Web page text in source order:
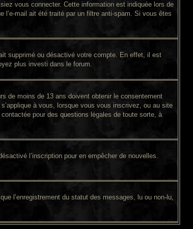
vous connecter. Cette information est indiquée lors de
l’e-mail ait été traité par un filtre anti-spam. Si vous êtes
supprimé ou désactivé votre compte. En effet, il est
plus investi dans le forum.
de moins de 13 ans doivent obtenir le consentement
à vous, lorsque vous vous inscrivez, ou au site
pour des questions légales de toute sorte, à
l’inscription pour en empêcher de nouvelles.
l’enregistrement du statut des messages, lu ou non-lu,